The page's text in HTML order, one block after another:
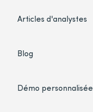
Articles d'analystes
Blog
Démo personnalisée